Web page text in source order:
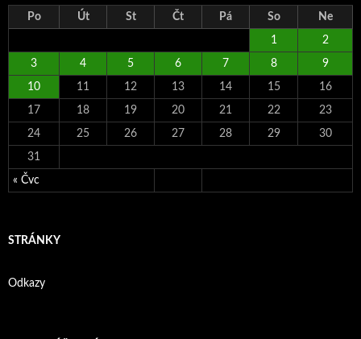
Po Út St Čt Pá So Ne
« Čvc
1 2
3 4 5 6 7 8 9
10 11 12 13 14 15 16
17 18 19 20 21 22 23
24 25 26 27 28 29 30
31
STRÁNKY
Odkazy